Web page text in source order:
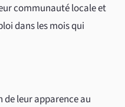
communauté locale et
dans les mois qui
de leur apparence au